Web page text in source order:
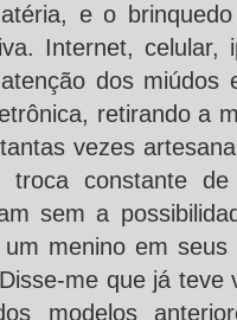
e o
Internet, celular,
dos miúdos
retirando a
vezes
constante de
sem a
menino em
me que já
modelos